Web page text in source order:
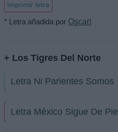
Imprimir letra
* Letra añadida por Oscar!
+ Los Tigres Del Norte
Letra Ni Parientes Somos
Letra México Sigue De Pie